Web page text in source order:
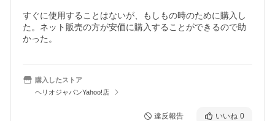
すぐに使用することはないが、もしもの時のために購入し
た。ネット販売の方が安価に購入することができるので助
かった。
購入したストア
ヘリオジャパンYahoo!店
違反報告 いいね 0